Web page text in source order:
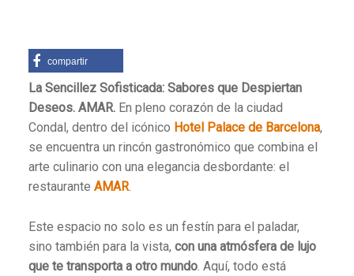
compartir
La Sencillez Sofisticada: Sabores que Despiertan
Deseos. AMAR.En pleno corazón de la ciudad
Condal, dentro del icónico Hotel Palace de Barcelona,
se encuentra un rincón gastronómico que combina el
arte culinario con una elegancia desbordante: el
restaurante AMAR.
Este espacio no solo es un festín para el paladar,
sino también para la vista, con una atmósfera de lujo
que te transporta a otro mundo. Aquí, todo está